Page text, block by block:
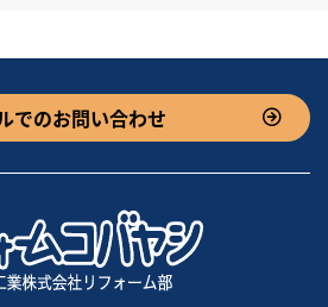
でのお問い合わせ